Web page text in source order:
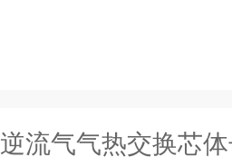
逆流气气热交换芯